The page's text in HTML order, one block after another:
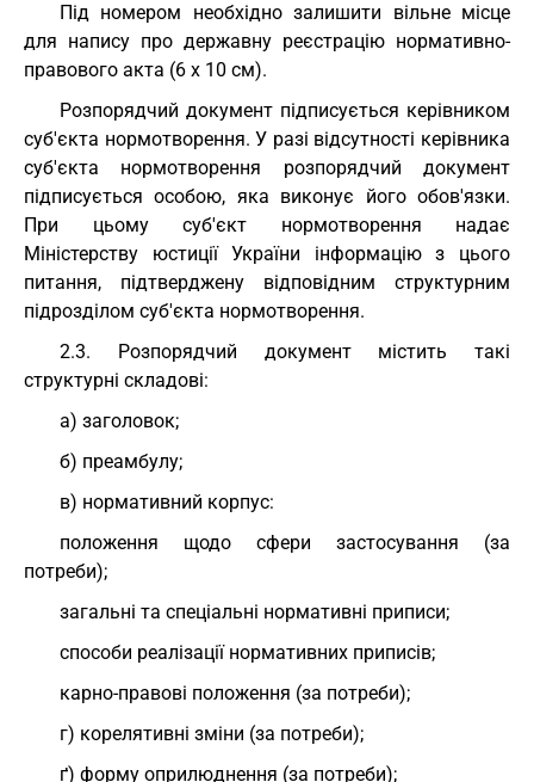
Під номером необхідно залишити вільне місце
для напису про державну реєстрацію нормативно-
правового акта (6 х 10 см).
Розпорядчий документ підписується керівником
суб'єкта нормотворення. У разі відсутності керівника
суб'єкта нормотворення розпорядчий документ
підписується особою, яка виконує його обов'язки.
При цьому суб'єкт нормотворення надає
Міністерству юстиції України інформацію з цього
питання, підтверджену відповідним структурним
підрозділом суб'єкта нормотворення.
2.3. Розпорядчий документ містить такі
структурні складові:
а) заголовок;
б) преамбулу;
в) нормативний корпус:
положення щодо сфери застосування (за
потреби);
загальні та спеціальні нормативні приписи;
способи реалізації нормативних приписів;
карно-правові положення (за потреби);
г) корелятивні зміни (за потреби);
ґ) форму оприлюднення (за потреби);